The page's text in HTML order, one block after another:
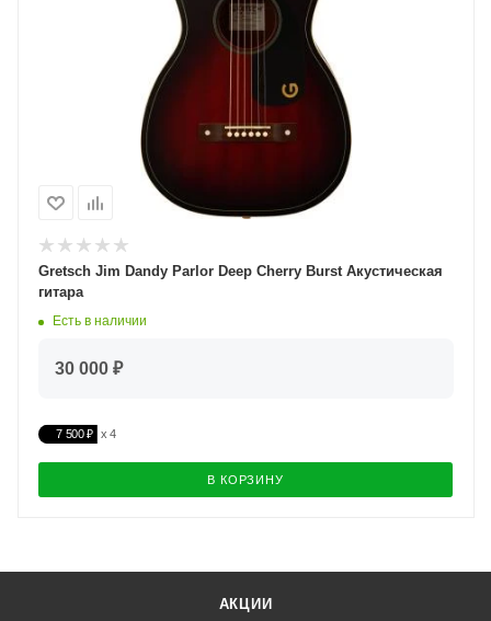
Gretsch Jim Dandy Parlor Deep Cherry Burst Акустическая
гитара
Есть в наличии
30 000 ₽
7 500 ₽
В КОРЗИНУ
АКЦИИ